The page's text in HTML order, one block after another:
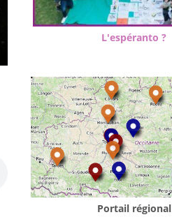
L'espéranto ?
Portail régional